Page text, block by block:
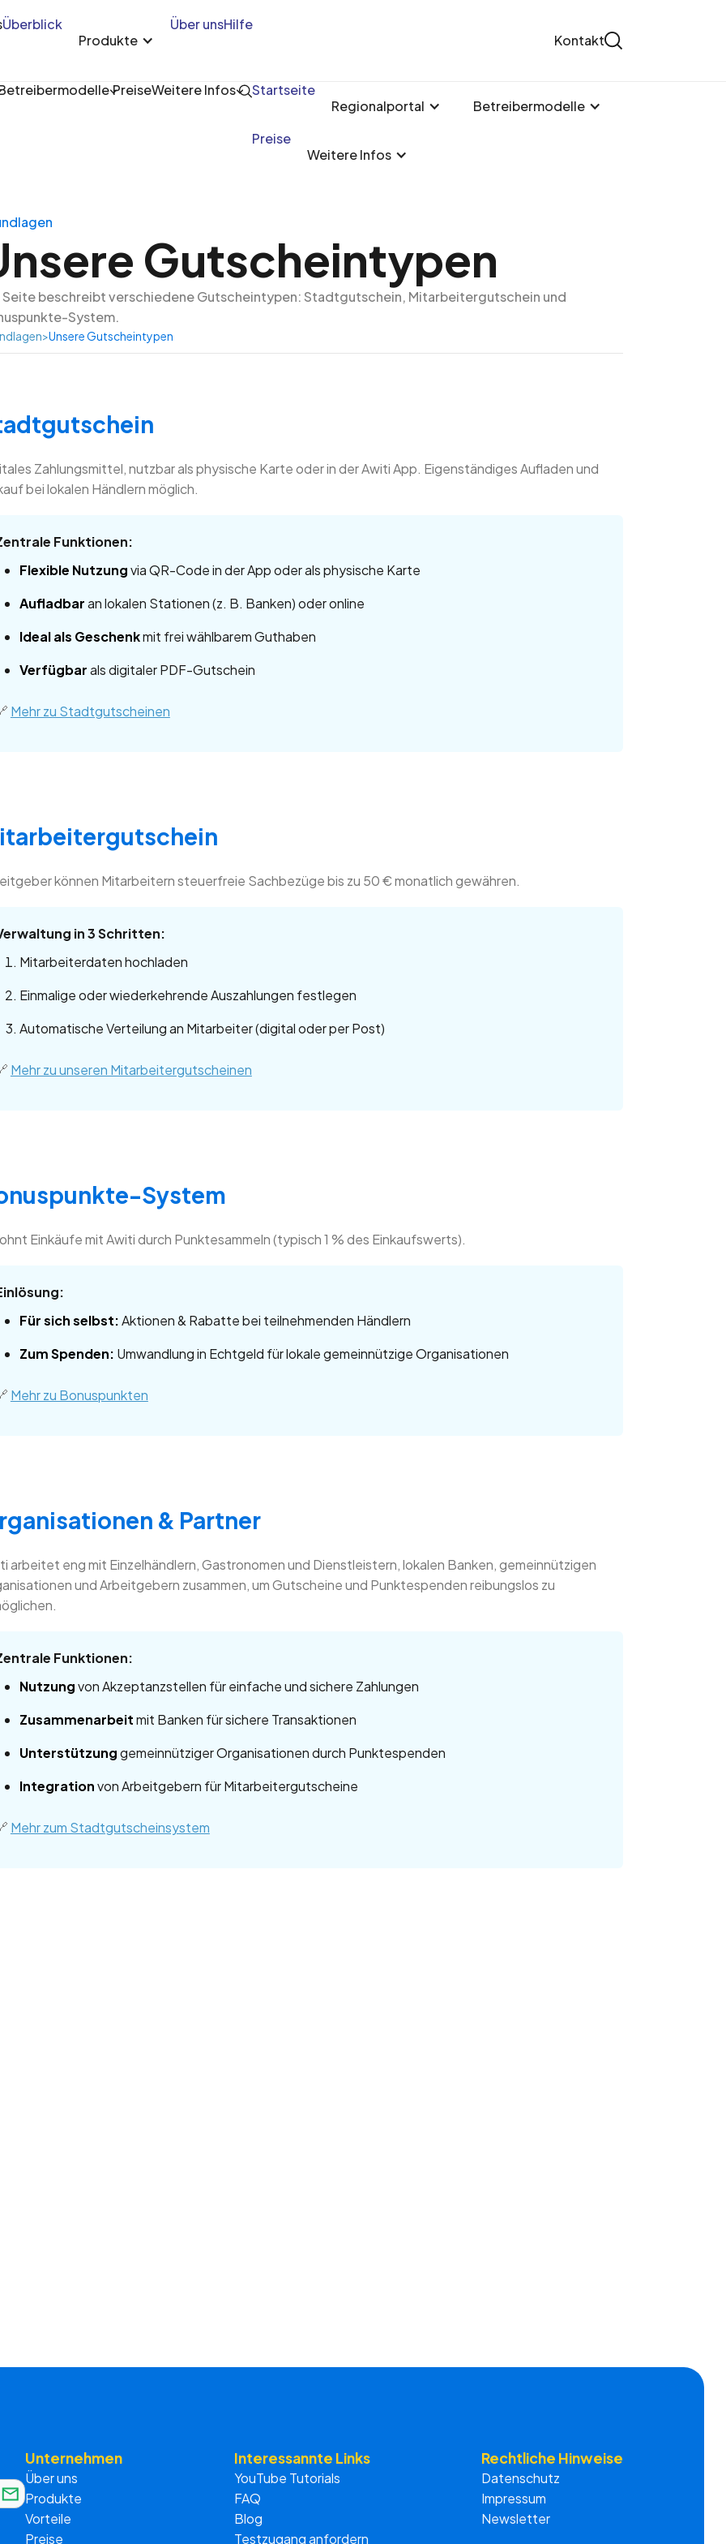
Überblick
Produkte
Über unsHilfe
Kontakt
PreiseWeitere Infos
Startseite
Regionalportal
Betreibermodelle
Preise
Weitere Infos
Gutscheintypen
Seite beschreibt verschiedene Gutscheintypen: Stadtgutschein, Mitarbeitergutschein und
System.
>Unsere Gutscheintypen
Zahlungsmittel, nutzbar als physische Karte oder in der Awiti App. Eigenständiges Aufladen und
bei lokalen Händlern möglich.
Funktionen:
Flexible Nutzungvia QR-Code in der App oder als physische Karte
Aufladbaran lokalen Stationen (z. B. Banken) oder online
Ideal als Geschenkmit frei wählbarem Guthaben
Verfügbarals digitaler PDF-Gutschein
Mehr zu Stadtgutscheinen
können Mitarbeitern steuerfreie Sachbezüge bis zu 50 € monatlich gewähren.
in 3 Schritten:
Mitarbeiterdaten hochladen
Einmalige oder wiederkehrende Auszahlungen festlegen
Automatische Verteilung an Mitarbeiter (digital oder per Post)
Mehr zu unseren Mitarbeitergutscheinen
System
Einkäufe mit Awiti durch Punktesammeln (typisch 1 % des Einkaufswerts).
Für sich selbst:Aktionen & Rabatte bei teilnehmenden Händlern
Zum Spenden: Umwandlung in Echtgeld für lokale gemeinnützige Organisationen
Mehr zu Bonuspunkten
& Partner
arbeitet eng mit Einzelhändlern, Gastronomen und Dienstleistern, lokalen Banken, gemeinnützigen
und Arbeitgebern zusammen, um Gutscheine und Punktespenden reibungslos zu
Funktionen:
Nutzungvon Akzeptanzstellen für einfache und sichere Zahlungen
Zusammenarbeitmit Banken für sichere Transaktionen
Unterstützunggemeinnütziger Organisationen durch Punktespenden
Integrationvon Arbeitgebern für Mitarbeitergutscheine
Mehr zum Stadtgutscheinsystem
Unternehmen
Über uns
Produkte
Vorteile
Preise
Interessannte Links
YouTube Tutorials
FAQ
Blog
Testzugang anfordern
Rechtliche Hinweise
Datenschutz
Impressum
Newsletter